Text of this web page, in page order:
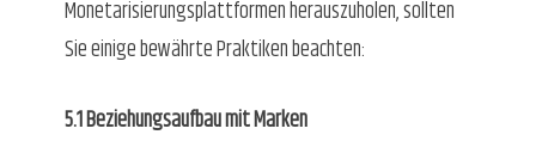
Monetarisierungsplattformen herauszuholen, sollten
Sie einige bewährte Praktiken beachten:
5.1 Beziehungsaufbau mit Marken